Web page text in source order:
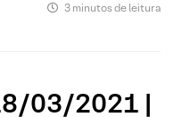
3 minutos de leitura
03/2021 |